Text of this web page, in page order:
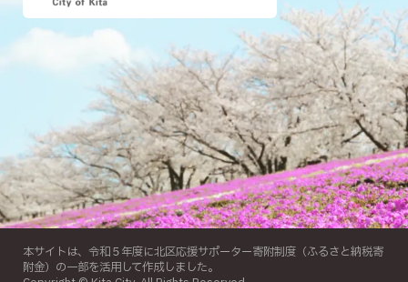
本サイトは、令和５年度に北区応援サポーター寄附制度（ふるさと納税寄
附金）の一部を活用して作成しました。